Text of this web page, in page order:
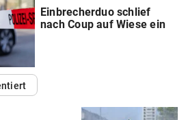
Einbrecherduo schlief
nach Coup auf Wiese ein